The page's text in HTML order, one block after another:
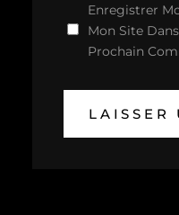
Enregistrer
Mon Site
Prochain